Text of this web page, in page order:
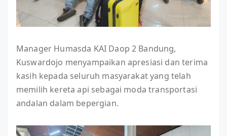
Manager Humasda KAI Daop 2 Bandung,
Kuswardojo menyampaikan apresiasi dan terima
kasih kepada seluruh masyarakat yang telah
memilih kereta api sebagai moda transportasi
andalan dalam bepergian.